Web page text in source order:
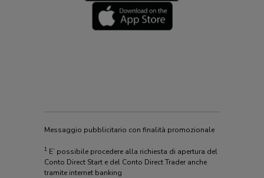
​Messaggio pubblicitario con finalità promozionale​
1 E’ possibile procedere alla richiesta di apertura del
Conto Direct Start e del Conto Direct Trader anche
tramite internet banking